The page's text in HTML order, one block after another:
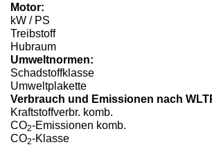
Motor:
kW / PS
Treibstoff
Hubraum
Umweltnormen:
Schadstoffklasse
Umweltplakette
Verbrauch und Emissionen nach
Kraftstoffverbr. komb.
CO2-Emissionen komb.
CO2-Klasse